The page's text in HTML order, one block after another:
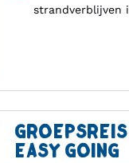
strandverblijven
EASY GOING